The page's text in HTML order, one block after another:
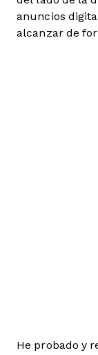
anuncios
alcanzar de
He probado y